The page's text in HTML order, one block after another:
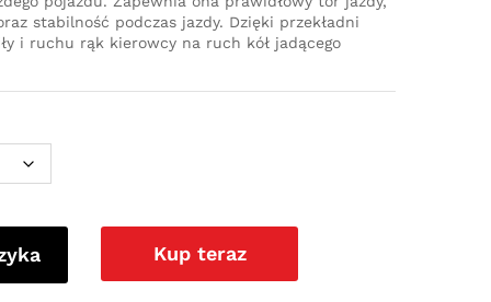
stabilność podczas jazdy. Dzięki przekładni
i ruchu rąk kierowcy na ruch kół jadącego
Kup teraz